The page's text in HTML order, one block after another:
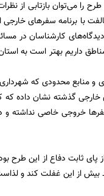
را می‌توان بازتابی از
با برنامه سفرهای
کارشناسان در
مناطق داریم بهتر است به
محدودی که شهرداری
گذشته نشان داده که
خروجی خاصی نداشته
ثابت دفاع از این طرح
بیش از این غفلت کند و